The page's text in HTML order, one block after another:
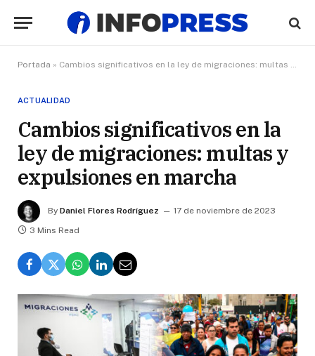
Portada » Cambios significativos en la ley de migraciones: multas y expulsiones en marcha
ACTUALIDAD
Cambios significativos en la
ley de migraciones: multas y
expulsiones en marcha
By Daniel Flores Rodríguez
17 de noviembre de 2023
3 Mins Read